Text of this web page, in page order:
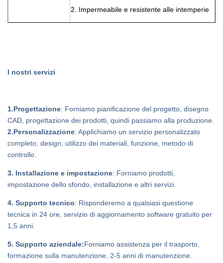
2. Impermeabile e resistente alle intemperie
I nostri servizi
1.Progettazione: Forniamo pianificazione del progetto, disegno
CAD, progettazione dei prodotti, quindi passiamo alla produzione.
2.Personalizzazione: Applichiamo un servizio personalizzato
completo, design, utilizzo dei materiali, funzione, metodo di
controllo.
3. Installazione e impostazione: Forniamo prodotti,
impostazione dello sfondo, installazione e altri servizi.
4. Supporto tecnico: Risponderemo a qualsiasi questione
tecnica in 24 ore, servizio di aggiornamento software gratuito per
1,5 anni.
5. Supporto aziendale:Forniamo assistenza per il trasporto,
formazione sulla manutenzione, 2-5 anni di manutenzione.